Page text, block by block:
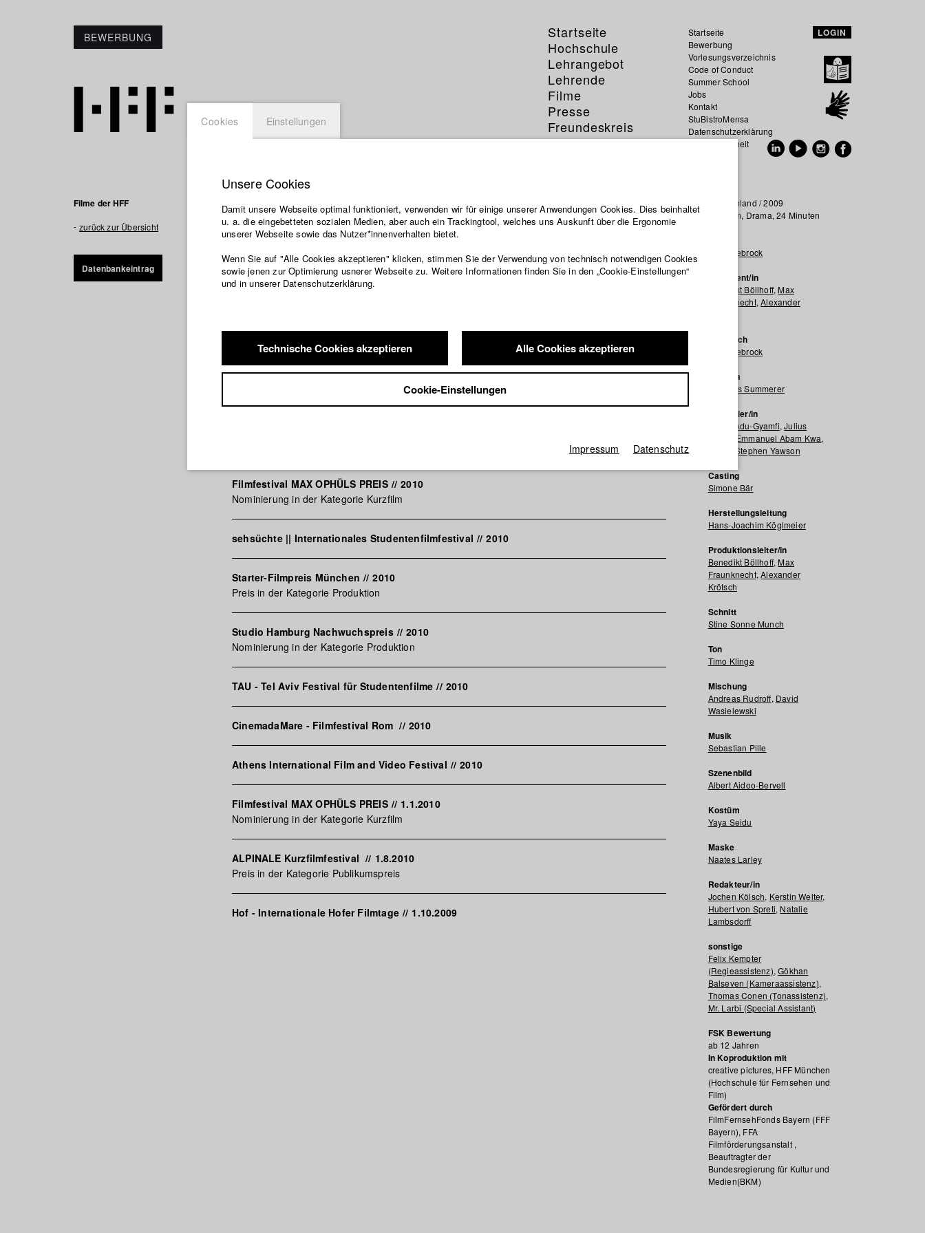
BEWERBUNG
Startseite
Hochschule
Lehrangebot
Lehrende
Filme
Presse
Freundeskreis
Service
Startseite
Bewerbung
Vorlesungsverzeichnis
Code of Conduct
Summer School
Jobs
Kontakt
StuBistroMensa
Datenschutzerklärung
Datensicherheit
LOGIN
Filme der HFF
zurück zur Übersicht
Datenbankeintrag
Penicillin
PENICILLIN erzählt die Geschichte einer Ärztin und eines Jungen während einer Meningitis-
Epidemie in Westafrika. Marisa, in Deutschland aufgewachsen, kehrt als Ärztin in ihr
afrikanisches Geburtsland zurück. Dort droht jedes Jahr in der Trockenzeit die Gefahr einer
Meningitis-Epidemie. Kaum angekommen, muss Marisa den Ausbruch einer neuen Epidemie
untersuchen und behandeln, obwohl sie so gut wie keine Medikamente für die Erkrankten hat.
beginnt für Marisa und Jaime ein schicksalhafter Tag.
Gegenwart
Preis in der Kategorie Publikumspreis
Filmfestival MAX OPHÜLS PREIS // 2010
Nominierung in der Kategorie Kurzfilm
sehsüchte || Internationales Studentenfilmfestival // 2010
Starter-Filmpreis München // 2010
Preis in der Kategorie Produktion
Studio Hamburg Nachwuchspreis // 2010
Nominierung in der Kategorie Produktion
TAU - Tel Aviv Festival für Studentenfilme // 2010
CinemadaMare - Filmfestival Rom // 2010
Athens International Film and Video Festival // 2010
Filmfestival MAX OPHÜLS PREIS // 1.1.2010
Nominierung in der Kategorie Kurzfilm
ALPINALE Kurzfilmfestival // 1.8.2010
Preis in der Kategorie Publikumspreis
Hof - Internationale Hofer Filmtage // 1.10.2009
Deutschland / 2009
Spielfilm, Drama, 24 Minuten
Mike Viebrock
Produzent/in
Benedikt Böllhoff, Max
Fraunknecht,Alexander
Drehbuch
Mike Viebrock
Kamera
Nikolaus Summerer
Darsteller/in
Joana Adu-Gyamfi,Julius
Emmanuel Abam Kwa,
Prince Stephen Yawson
Casting
Simone Bär
Herstellungsleitung
Hans-Joachim Köglmeier
Produktionsleiter/in
Benedikt Böllhoff, Max
Fraunknecht,Alexander
Krötsch
Schnitt
Stine Sonne Munch
Ton
Timo Klinge
Mischung
Andreas Rudroff, David
Wasielewski
Musik
Sebastian Pille
Szenenbild
Albert Aidoo-Bervell
Kostüm
Yaya Seidu
Maske
Naates Larley
Redakteur/in
Jochen Kölsch, Kerstin Welter,
Hubert von Spreti, Natalie
Lambsdorff
sonstige
Felix Kempter
(Regieassistenz),Gökhan
Balseven (Kameraassistenz),
Thomas Conen (Tonassistenz),
Mr. Larbi (Special Assistant)
FSK Bewertung
ab 12 Jahren
In Koproduktion mit
creative pictures, HFF München
(Hochschule für Fernsehen und
Film)
Gefördert durch
FilmFernsehFonds Bayern (FFF
Bayern), FFA
Filmförderungsanstalt ,
Beauftragter der
Bundesregierung für Kultur und
Medien(BKM)
Cookies Einstellungen
Unsere Cookies
Damit unsere Webseite optimal funktioniert, verwenden wir für einige unserer Anwendungen Cookies. Dies beinhaltet
u. a. die eingebetteten sozialen Medien, aber auch ein Trackingtool, welches uns Auskunft über die Ergonomie
unserer Webseite sowie das Nutzer*innenverhalten bietet.
Wenn Sie auf "Alle Cookies akzeptieren" klicken, stimmen Sie der Verwendung von technisch notwendigen Cookies
sowie jenen zur Optimierung usnerer Webseite zu. Weitere Informationen finden Sie in den „Cookie-Einstellungen“
und in unserer Datenschutzerklärung.
Technische Cookies akzeptieren Alle Cookies akzeptieren
Cookie-Einstellungen
Impressum Datenschutz